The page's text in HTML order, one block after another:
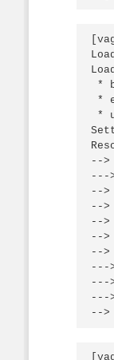
*
*
*
-->
---
-->
-->
-->
-->
-->
---
---
---